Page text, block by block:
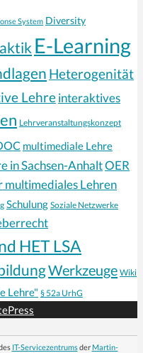
System Diversity
E-Learning
Heterogenität
Lehreinteraktives
Lehrveranstaltungskonzept
multimediale Lehre
in Sachsen-AnhaltOER
multimediales Lehren
Schulung Soziale Netzwerke
HET LSA
Werkzeuge Wiki
Lehre" § 52a UrhG
IT-Servicezentrumsder Martin-